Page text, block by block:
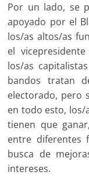
Por un lado, se
apoyado por el
los/as altos/as
el
los/as
bandos tratan
electorado, pero
en todo esto, los/
tienen que
entre diferentes
busca de
intereses.